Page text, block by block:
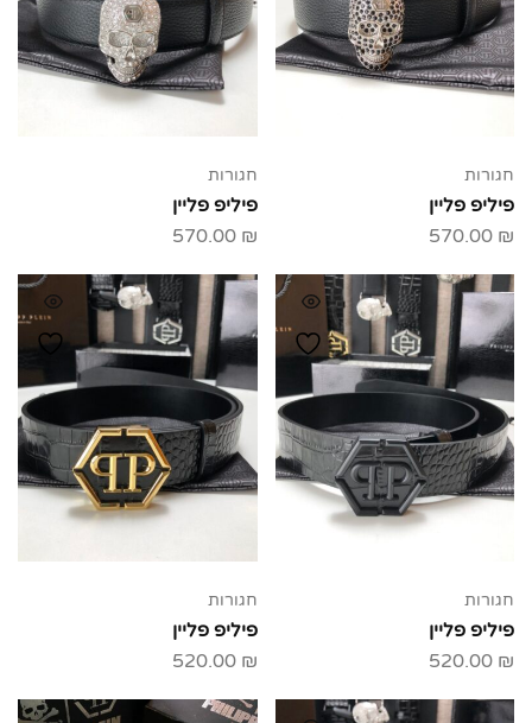
חגורות
פיליפ פליין
570.00 ₪
חגורות
פיליפ פליין
570.00 ₪
חגורות
פיליפ פליין
520.00 ₪
חגורות
פיליפ פליין
520.00 ₪